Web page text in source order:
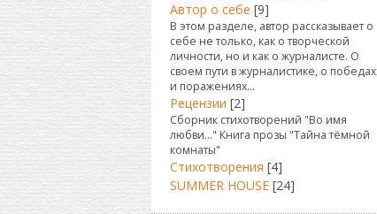
Автор о себе [9]
В этом разделе, автор рассказывает о
себе не только, как о творческой
личности, но и как о журналисте. О
своем пути в журналистике, о победах
и поражениях...
Рецензии [2]
Сборник стихотворений "Во имя
любви..." Книга прозы "Тайна тёмной
комнаты"
Стихотворения [4]
SUMMER HOUSE [24]